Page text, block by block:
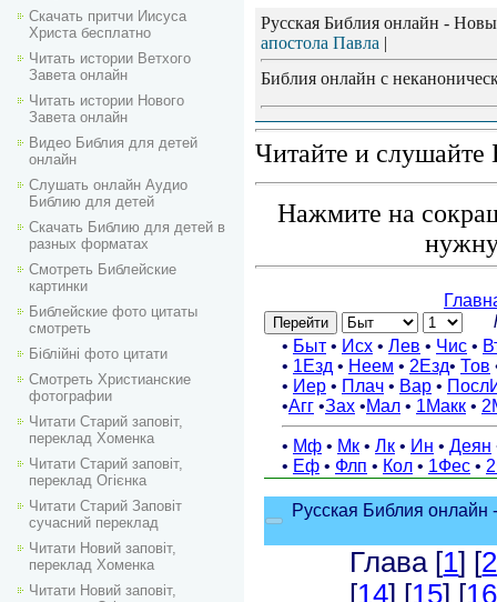
Скачать притчи Иисуса
Христа бесплатно
Читать истории Ветхого
Завета онлайн
Читать истории Нового
Завета онлайн
Видео Библия для детей
онлайн
Слушать онлайн Аудио
Библию для детей
Скачать Библию для детей в
разных форматах
Смотреть Библейские
картинки
Библейские фото цитаты
смотреть
Біблійні фото цитати
Смотреть Христианские
фотографии
Читати Старий заповіт,
переклад Хоменка
Читати Старий заповіт,
переклад Огієнка
Читати Старий Заповіт
сучасний переклад
Читати Новий заповіт,
переклад Хоменка
Читати Новий заповіт,
Русская Библия онлайн -
апостола Павла |
Библия онлайн с
Читайте и слушайте
Нажмите на